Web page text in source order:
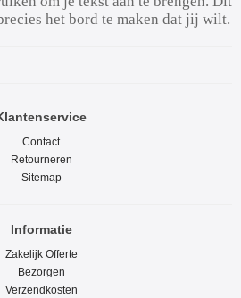
het bord te maken dat jij wilt.
Contact
Retourneren
Sitemap
Informatie
Zakelijk Offerte
Bezorgen
Verzendkosten